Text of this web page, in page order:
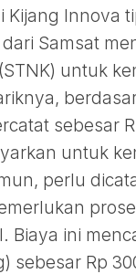
Kijang Innova
Samsat
untuk
sebesar
untuk
perlu
Biaya ini
sebesar Rp